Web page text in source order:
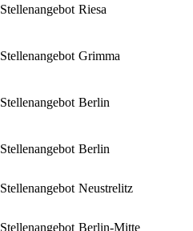
Stellenangebot Riesa
Stellenangebot Grimma
Stellenangebot Berlin
Stellenangebot Berlin
Stellenangebot Neustrelitz
Stellenangebot Berlin-Mitte